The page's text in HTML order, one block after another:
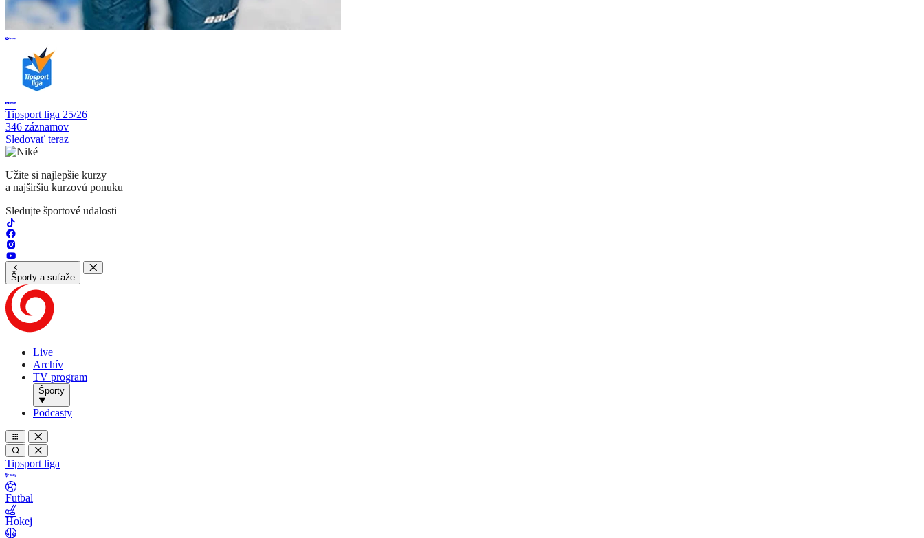
Tipsport liga 25/26
346 záznamov
Sledovať teraz
Užite si najlepšie kurzy
a najširšiu kurzovú ponuku
Sledujte športové udalosti
Športy a suťaže
Live
Archív
TV program
Športy
Podcasty
Tipsport liga
Futbal
Hokej